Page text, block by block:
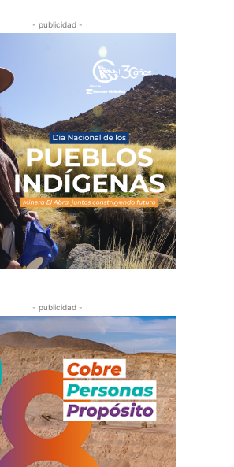
- publicidad -
- publicidad -